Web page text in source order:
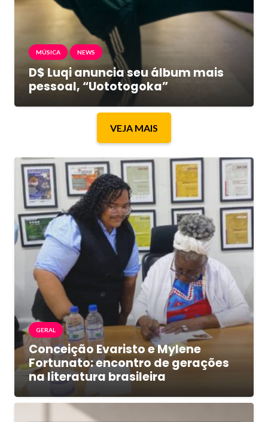
MÚSICA NEWS
D$ Luqi anuncia seu álbum mais
pessoal, “Uototogoka”
VEJA MAIS
GERAL
Conceição Evaristo e Mylene
Fortunato: encontro de gerações
na literatura brasileira